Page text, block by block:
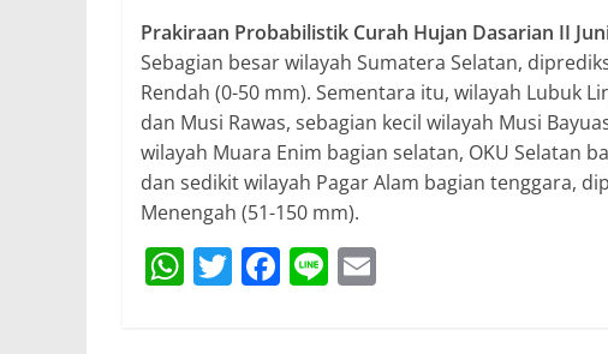
Prakiraan Probabilistik Curah Hujan Dasarian II
Sebagian besar wilayah Sumatera Selatan,
Rendah (0-50 mm). Sementara itu, wilayah Lubuk
dan Musi Rawas, sebagian kecil wilayah Musi
wilayah Muara Enim bagian selatan, OKU Selatan
dan sedikit wilayah Pagar Alam bagian tenggara,
Menengah (51-150 mm).
W T F Li